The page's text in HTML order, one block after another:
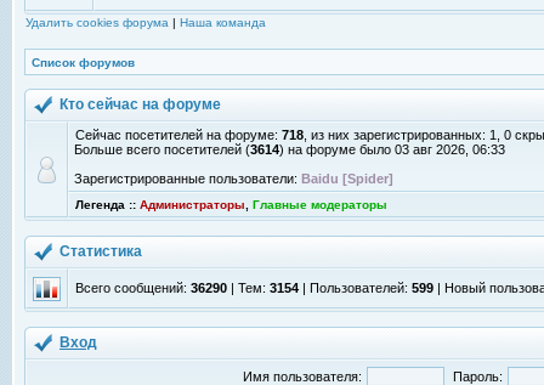
Удалить cookies форума | Наша команда
Список форумов
Кто сейчас на форуме
Сейчас посетителей на форуме: 718 , из них зарегистрированных: 1, 0
Больше всего посетителей (3614) на форуме было 03 авг 2026, 06:33
Зарегистрированные пользователи: Baidu [Spider]
Легенда :: Администраторы Главные модераторы
Статистика
Всего сообщений: 36290 | Тем: 3154 | Пользователей: 599 | Новый
Вход
Имя пользователя: Пароль: